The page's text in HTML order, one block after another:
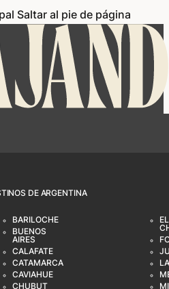
Saltar al pie de página
DE ARGENTINA
BARILOCHE
BUENOS
AIRES
CALAFATE
CATAMARCA
CAVIAHUE
CHUBUT
EL